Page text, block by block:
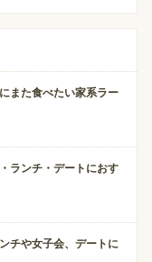
また食べたい家系ラー
ランチ・デートにおす
チや女子会、デートに